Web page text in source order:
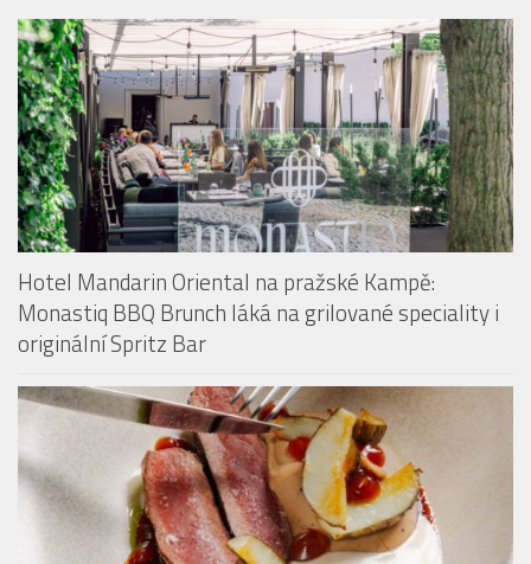
Hotel Mandarin Oriental na pražské Kampě:
Monastiq BBQ Brunch láká na grilované speciality i
originální Spritz Bar